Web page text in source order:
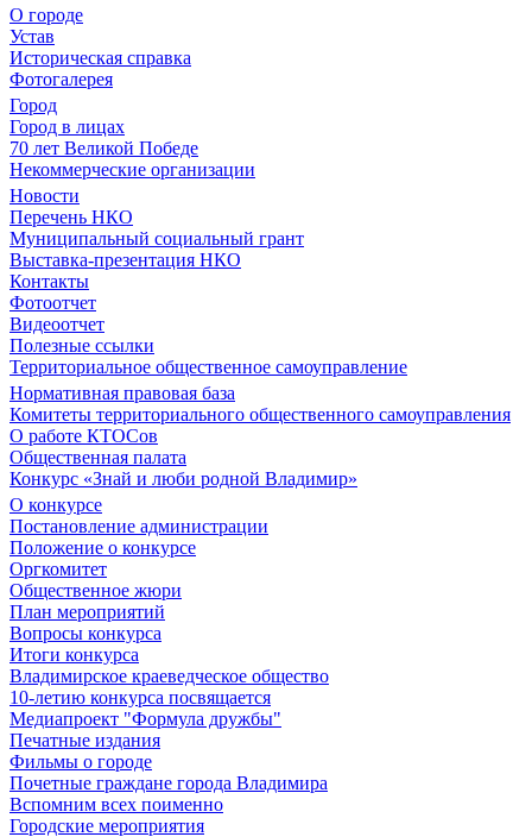
О городе
Устав
Историческая справка
Фотогалерея
Город
Город в лицах
70 лет Великой Победе
Некоммерческие организации
Новости
Перечень НКО
Муниципальный социальный грант
Выставка-презентация НКО
Контакты
Фотоотчет
Видеоотчет
Полезные ссылки
Территориальное общественное самоуправление
Нормативная правовая база
Комитеты территориального общественного самоуправления
О работе КТОСов
Общественная палата
Конкурс «Знай и люби родной Владимир»
О конкурсе
Постановление администрации
Положение о конкурсе
Оргкомитет
Общественное жюри
План мероприятий
Вопросы конкурса
Итоги конкурса
Владимирское краеведческое общество
10-летию конкурса посвящается
Медиапроект "Формула дружбы"
Печатные издания
Фильмы о городе
Почетные граждане города Владимира
Вспомним всех поименно
Городские мероприятия